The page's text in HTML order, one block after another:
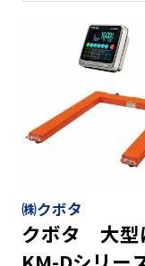
色々な計測器
レベル・勾配測
㈱クボタ
クボタ 大型